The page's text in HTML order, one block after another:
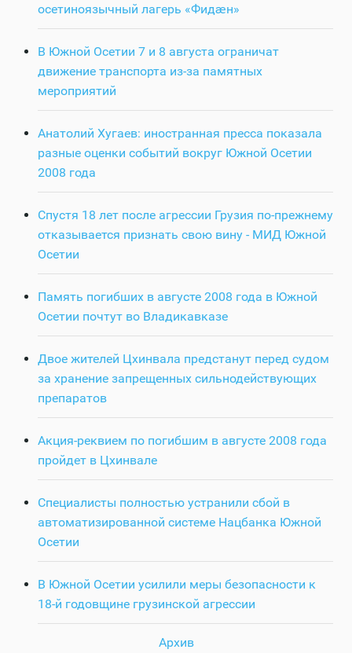
осетиноязычный лагерь «Фидӕн»
В Южной Осетии 7 и 8 августа ограничат
движение транспорта из-за памятных
мероприятий
Анатолий Хугаев: иностранная пресса показала
разные оценки событий вокруг Южной Осетии
2008 года
Спустя 18 лет после агрессии Грузия по-прежнему
отказывается признать свою вину - МИД Южной
Осетии
Память погибших в августе 2008 года в Южной
Осетии почтут во Владикавказе
Двое жителей Цхинвала предстанут перед судом
за хранение запрещенных сильнодействующих
препаратов
Акция-реквием по погибшим в августе 2008 года
пройдет в Цхинвале
Специалисты полностью устранили сбой в
автоматизированной системе Нацбанка Южной
Осетии
В Южной Осетии усилили меры безопасности к
18-й годовщине грузинской агрессии
Архив